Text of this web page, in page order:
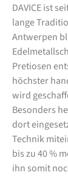
DAVICE ist
lange
Antwerpen
Pretiosen
höchster
wird
Besonders
dort
Technik
bis zu 40 %
ihn somit